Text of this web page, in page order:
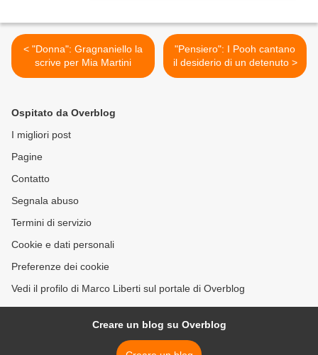
< "Donna": Gragnaniello la
scrive per Mia Martini
"Pensiero": I Pooh cantano
il desiderio di un detenuto >
Ospitato da Overblog
I migliori post
Pagine
Contatto
Segnala abuso
Termini di servizio
Cookie e dati personali
Preferenze dei cookie
Vedi il profilo di Marco Liberti sul portale di Overblog
Creare un blog su Overblog